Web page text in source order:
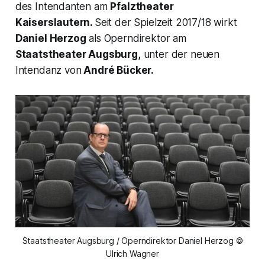
des Intendanten am Pfalztheater
Kaiserslautern. Seit der Spielzeit 2017/18 wirkt
Daniel Herzog als Operndirektor am
Staatstheater Augsburg,unter der neuen
Intendanz vonAndré Bücker.
Staatstheater Augsburg / Operndirektor Daniel Herzog ©
Ulrich Wagner